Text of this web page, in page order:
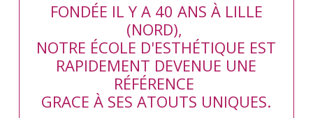
FONDÉE IL Y A 40 ANS À LILLE
(NORD),
NOTRE ÉCOLE D'ESTHÉTIQUE EST
RAPIDEMENT DEVENUE UNE
RÉFÉRENCE
GRACE À SES ATOUTS UNIQUES.